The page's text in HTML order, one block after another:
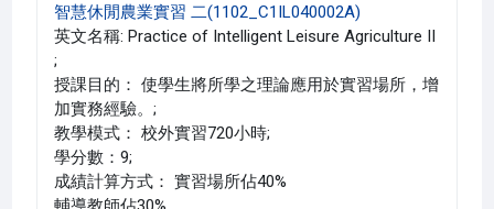
智慧休閒農業實習 二(1102_C1IL040002A)
英文名稱: Practice of Intelligent Leisure Agriculture II
;
授課目的： 使學生將所學之理論應用於實習場所，增
加實務經驗。;
教學模式： 校外實習720小時;
學分數：9;
成績計算方式： 實習場所佔40%